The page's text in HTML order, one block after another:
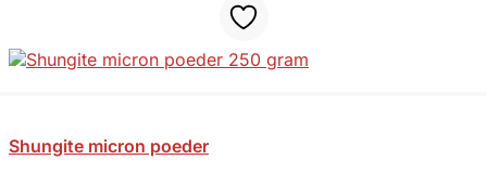
Shungite micron poeder